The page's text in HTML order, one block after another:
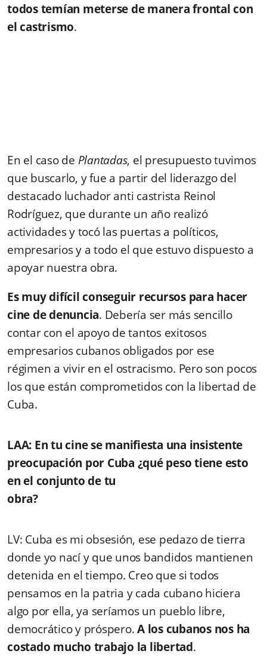
todos temían meterse de manera frontal con
el castrismo.
En el caso de Plantadas, el presupuesto tuvimos
que buscarlo, y fue a partir del liderazgo del
destacado luchador anti castrista Reinol
Rodríguez, que durante un año realizó
actividades y tocó las puertas a políticos,
empresarios y a todo el que estuvo dispuesto a
apoyar nuestra obra.
Es muy difícil conseguir recursos para hacer
cine de denuncia. Debería ser más sencillo
contar con el apoyo de tantos exitosos
empresarios cubanos obligados por ese
régimen a vivir en el ostracismo. Pero son pocos
los que están comprometidos con la libertad de
Cuba.
LAA: En tu cine se manifiesta una insistente
preocupación por Cuba ¿qué peso tiene esto
en el conjunto de tu
obra?
LV: Cuba es mi obsesión, ese pedazo de tierra
donde yo nací y que unos bandidos mantienen
detenida en el tiempo. Creo que si todos
pensamos en la patria y cada cubano hiciera
algo por ella, ya seríamos un pueblo libre,
democrático y próspero.A los cubanos nos ha
costado mucho trabajo la libertad.